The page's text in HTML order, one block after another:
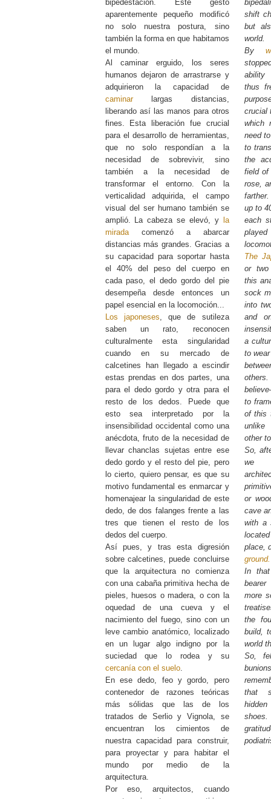
bipedestación. Este gesto
aparentemente pequeño modificó
no solo nuestra postura, sino
también la forma en que habitamos
el mundo.
Al caminar erguido, los seres
humanos dejaron de arrastrarse y
adquirieron la capacidad de
caminarlargas distancias,
liberando así las manos para otros
fines. Esta liberación fue crucial
para el desarrollo de herramientas,
que no solo respondían a la
necesidad de sobrevivir, sino
también a la necesidad de
transformar el entorno. Con la
verticalidad adquirida, el campo
visual del ser humano también se
amplió. La cabeza se elevó, y la
miradacomenzó a abarcar
distancias más grandes. Gracias a
su capacidad para soportar hasta
el 40% del peso del cuerpo en
cada paso, el dedo gordo del pie
desempeña desde entonces un
papel esencial en la locomoción...
Los japoneses , que de sutileza
saben un rato, reconocen
culturalmente esta singularidad
cuando en su mercado de
calcetines han llegado a escindir
estas prendas en dos partes, una
para el dedo gordo y otra para el
resto de los dedos. Puede que
esto sea interpretado por la
insensibilidad occidental como una
anécdota, fruto de la necesidad de
llevar chanclas sujetas entre ese
dedo gordo y el resto del pie, pero
lo cierto, quiero pensar, es que su
motivo fundamental es enmarcar y
homenajear la singularidad de este
dedo, de dos falanges frente a las
tres que tienen el resto de los
dedos del cuerpo.
Así pues, y tras esta digresión
sobre calcetines, puede concluirse
que la arquitectura no comienza
con una cabaña primitiva hecha de
pieles, huesos o madera, o con la
oquedad de una cueva y el
nacimiento del fuego, sino con un
leve cambio anatómico, localizado
en un lugar algo indigno por la
suciedad que lo rodea y su
cercanía con el suelo.
En ese dedo, feo y gordo, pero
contenedor de razones teóricas
más sólidas que las de los
tratados de Serlio y Vignola, se
encuentran los cimientos de
nuestra capacidad para construir,
para proyectar y para habitar el
mundo por medio de la
arquitectura.
Por eso, arquitectos, cuando
shift
but
world.
By
ability
thus
crucial
which
need
to
the
field of
rose,
up to
each
The
or two
this
sock
into
and
a
to
to
of this
unlike
other
So,
we
or
cave
with a
place,
ground.
In
more
the
build,
world
So,
that